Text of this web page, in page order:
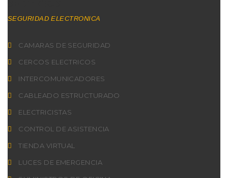
SEGURIDAD ELECTRONICA
CAMARAS DE SEGURIDAD
CERCOS ELECTRICOS
INTERCOMUNICADORES
CABLEADO ESTRUCTURADO
ELECTRICISTAS
CONTROL DE ASISTENCIA
TIENDA VIRTUAL
LUCES DE EMERGENCIA